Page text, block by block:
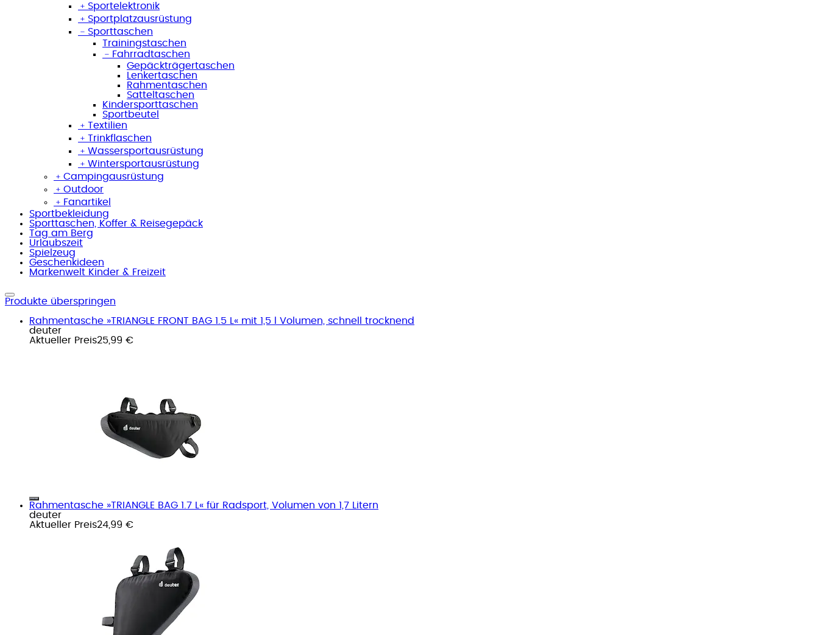
﹢ Sportelektronik
﹢ Sportplatzausrüstung
﹣ Sporttaschen
Trainingstaschen
﹣ Fahrradtaschen
Gepäckträgertaschen
Lenkertaschen
Rahmentaschen
Satteltaschen
Kindersporttaschen
Sportbeutel
﹢ Textilien
﹢ Trinkflaschen
﹢ Wassersportausrüstung
﹢ Wintersportausrüstung
﹢ Campingausrüstung
﹢ Outdoor
﹢ Fanartikel
Sportbekleidung
Sporttaschen, Koffer & Reisegepäck
Tag am Berg
Urlaubszeit
Spielzeug
Geschenkideen
Markenwelt Kinder & Freizeit
Produkte überspringen
Rahmentasche »TRIANGLE FRONT BAG 1.5 L« mit 1,5 l Volumen, schnell trocknend
deuter
Aktueller Preis25,99 €
Rahmentasche »TRIANGLE BAG 1.7 L« für Radsport, Volumen von 1,7 Litern
deuter
Aktueller Preis24,99 €